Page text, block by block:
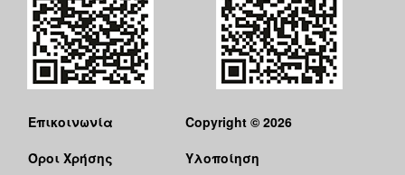
Επικοινωνία
Όροι Χρήσης
Copyright © 2026
Υλοποίηση